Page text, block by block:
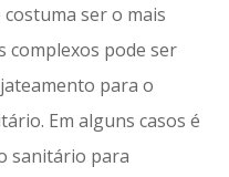
ser o mais
complexos pode ser
para o
Em alguns casos é
sanitário para